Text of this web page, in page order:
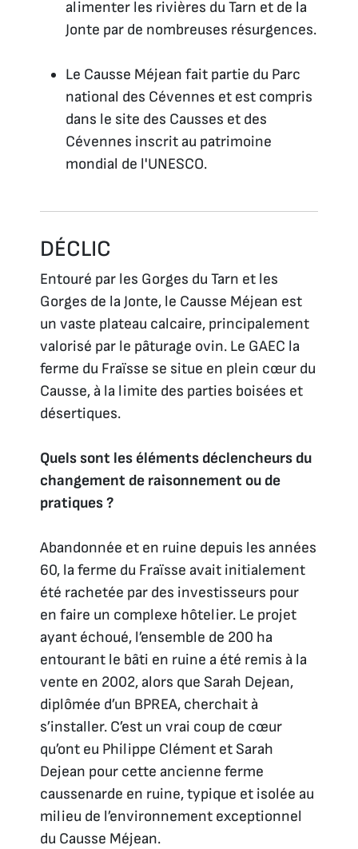
alimenter les rivières du Tarn et de la
Jonte par de nombreuses résurgences.
Le Causse Méjean fait partie du Parc
national des Cévennes et est compris
dans le site des Causses et des
Cévennes inscrit au patrimoine
mondial de l'UNESCO.
DÉCLIC
Entouré par les Gorges du Tarn et les
Gorges de la Jonte, le Causse Méjean est
un vaste plateau calcaire, principalement
valorisé par le pâturage ovin. Le GAEC la
ferme du Fraïsse se situe en plein cœur du
Causse, à la limite des parties boisées et
désertiques.
Quels sont les éléments déclencheurs du
changement de raisonnement ou de
pratiques ?
Abandonnée et en ruine depuis les années
60, la ferme du Fraïsse avait initialement
été rachetée par des investisseurs pour
en faire un complexe hôtelier. Le projet
ayant échoué, l’ensemble de 200 ha
entourant le bâti en ruine a été remis à la
vente en 2002, alors que Sarah Dejean,
diplômée d’un BPREA, cherchait à
s’installer. C’est un vrai coup de cœur
qu’ont eu Philippe Clément et Sarah
Dejean pour cette ancienne ferme
caussenarde en ruine, typique et isolée au
milieu de l’environnement exceptionnel
du Causse Méjean.